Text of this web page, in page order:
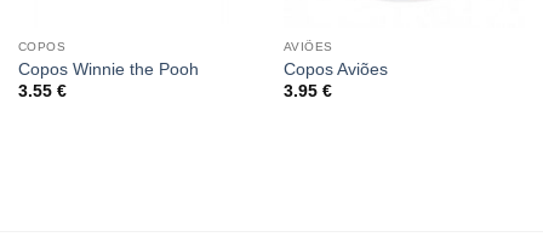
COPOS
Copos Winnie the Pooh
3.55 €
AVIÕES
Copos Aviões
3.95 €